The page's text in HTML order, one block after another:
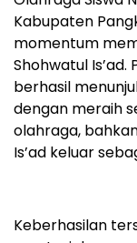
Kabupaten
momentum
Shohwatul Is’ad.
berhasil
dengan meraih
olahraga,
Is’ad keluar
Keberhasilan